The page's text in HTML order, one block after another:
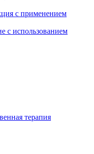
с применением
с использованием
терапия